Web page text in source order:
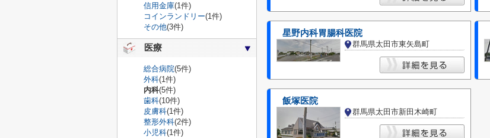
星野内科胃腸科医院
群馬県太田市東矢島町
飯塚医院
群馬県太田市新田木崎町
信用金庫(1件)
コインランドリー(1件)
その他(3件)
医療
総合病院(5件)
外科(1件)
内科(5件)
歯科(10件)
皮膚科(1件)
整形外科(2件)
小児科(1件)